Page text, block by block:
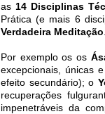
as 14 Disciplinas
Prática (e mais 6
Verdadeira Meditação
Por exemplo os os
excepcionais, únicas
efeito secundário); o
recuperações
impenetráveis da